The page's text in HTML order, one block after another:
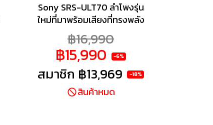
Sony SRS-ULT70 ลำโพงรุ่น
ใหม่ที่มาพร้อมเสียงที่ทรงพลัง
พร้อมด้วย Bass Boost ที่ให้
เสียงเบสที่คมชัด ที่จะมายกระ
ดับเสียงความถี่ต่ำในทุกย่าน
เพื่อให้เสียงเบสที่เหนือชั้นมาก
ยิ่งขึ้น พร้อมให้คุณสนุกและ
ดื่มด่ำกับเสียงเพลงได้อย่าง
฿16,990
฿15,990 -6%
สมาชิก ฿13,969 -18%
สินค้าหมด